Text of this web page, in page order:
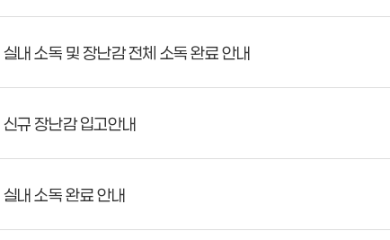
내 소독 및 장난감 전체 소독 완료 안내
규 장난감 입고안내
내 소독 완료 안내